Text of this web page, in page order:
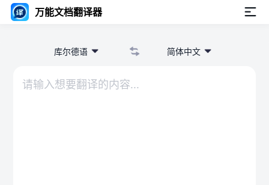
万能文档翻译器
库尔德语 简体中文